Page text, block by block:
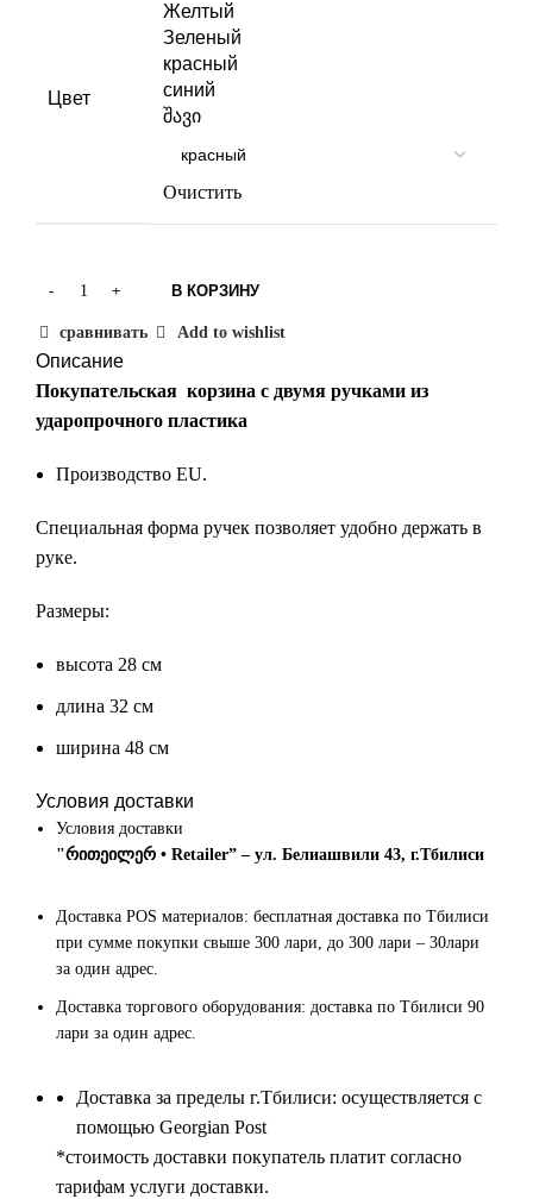
Цвет
Желтый
Зеленый
красный
синий
შავი
Очистить
В КОРЗИНУ
сравнивать Add to wishlist
Описание
Покупательская корзина с двумя ручками из
ударопрочного пластика
Производство EU.
Специальная форма ручек позволяет удобно держать в
руке.
Размеры:
высота 28 см
длина 32 см
ширина 48 см
Условия доставки
Условия доставки
"რითეილერ • Retailer” – ул. Белиашвили 43, г.Тбилиси
Доставка POS материалов: бесплатная доставка по Тбилиси
при сумме покупки свыше 300 лари, до 300 лари – 30лари
за один адрес.
Доставка торгового оборудования: доставка по Тбилиси 90
лари за один адрес.
Доставка за пределы г.Тбилиси: осуществляется с
помощью Georgian Post
*cтоимость доставки покупатель платит согласно
тарифам услуги доставки.